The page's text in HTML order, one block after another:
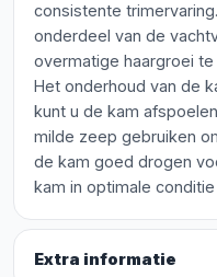
consistente
onderdeel van de
overmatige haargroei
Het onderhoud van de
kunt u de kam
milde zeep gebruiken
de kam goed drogen
kam in optimale
Extra informatie